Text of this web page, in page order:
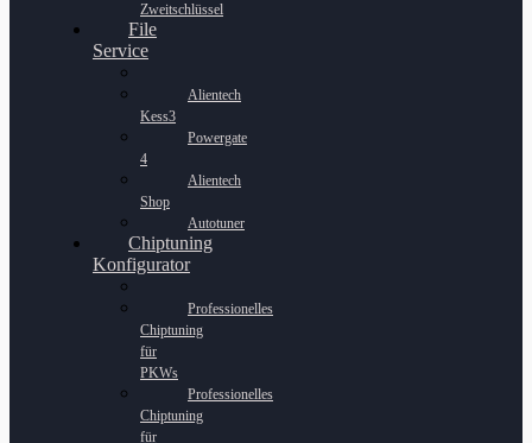
Zweitschlüssel
File
Service
Alientech
Kess3
Powergate
4
Alientech
Shop
Autotuner
Chiptuning
Konfigurator
Professionelles
Chiptuning
für
PKWs
Professionelles
Chiptuning
für